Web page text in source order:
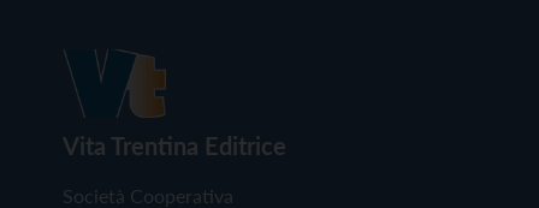
Vita Trentina Editrice
Società Cooperativa